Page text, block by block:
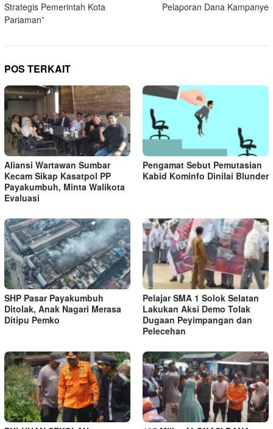
Strategis Pemerintah Kota
Pariaman”
Pelaporan Dana Kampanye
POS TERKAIT
Aliansi Wartawan Sumbar
Kecam Sikap Kasatpol PP
Payakumbuh, Minta Walikota
Evaluasi
Pengamat Sebut Pemutasian
Kabid Kominfo Dinilai Blunder
SHP Pasar Payakumbuh
Ditolak, Anak Nagari Merasa
Ditipu Pemko
Pelajar SMA 1 Solok Selatan
Lakukan Aksi Demo Tolak
Dugaan Peyimpangan dan
Pelecehan